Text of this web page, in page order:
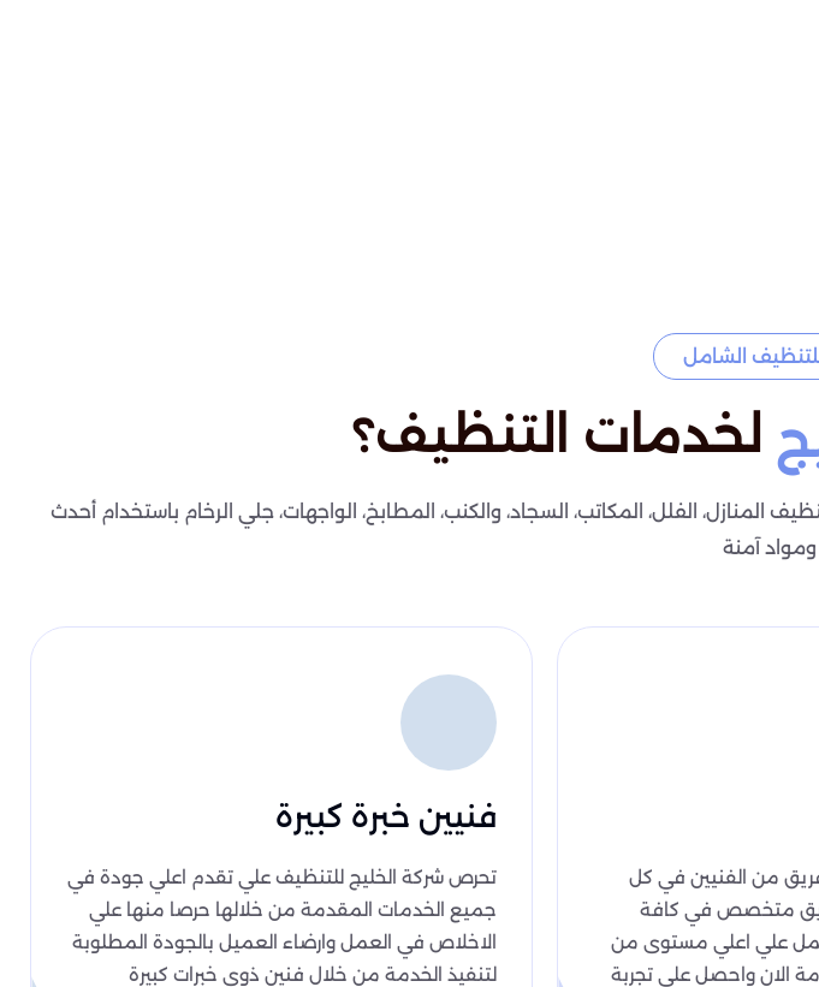
الشامل
لخدمات التنظيف؟
الفلل، المكاتب، السجاد، والكنب، المطابخ، الواجهات، جلي الرخام باستخدام أحدث
آمنة
من الفنيين في كل
فريق متخصص في كافة
علي اعلي مستوى من
الان واحصل علي تجربة
فنيين خبرة كبيرة
تحرص شركة الخليج للتنظيف علي تقدم اعلي جودة في
جميع الخدمات المقدمة من خلالها حرصا منها علي
الاخلاص في العمل وارضاء العميل بالجودة المطلوبة
لتنفيذ الخدمة من خلال فنين ذوي خبرات كبيرة